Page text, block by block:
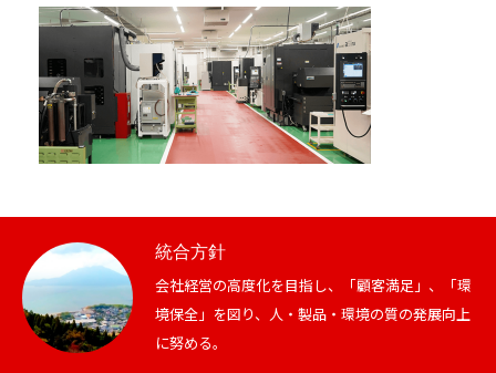
統合方針
会社経営の高度化を目指し、「顧客満足」、「環
境保全」を図り、人・製品・環境の質の発展向上
に努める。